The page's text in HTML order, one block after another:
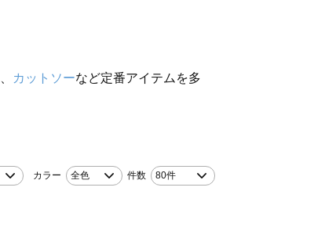
カットソーなど定番アイテムを多
カラー 全色 件数 80件